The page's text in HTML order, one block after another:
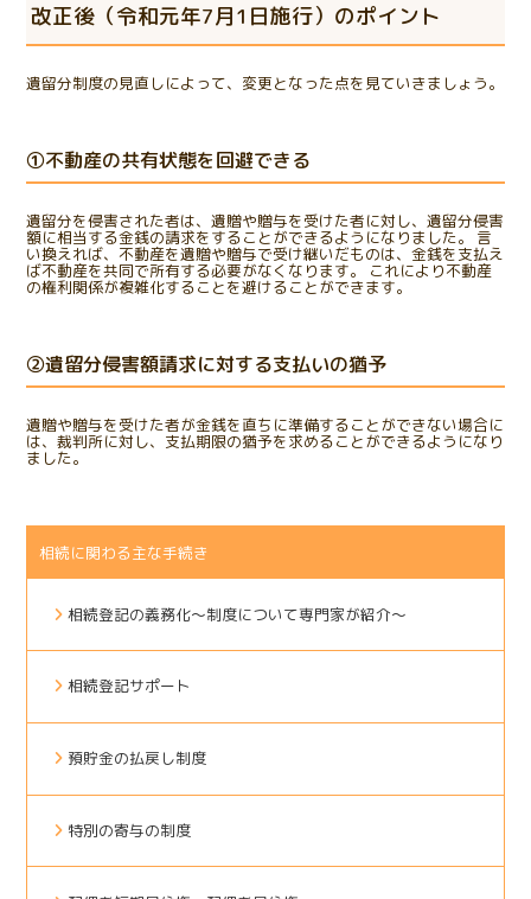
改正後（令和元年7月1日施行）のポイント
遺留分制度の見直しによって、変更となった点を見ていきましょう。
①不動産の共有状態を回避できる
遺留分を侵害された者は、遺贈や贈与を受けた者に対し、遺留分侵害
額に相当する金銭の請求をすることができるようになりました。 言
い換えれば、不動産を遺贈や贈与で受け継いだものは、金銭を支払え
ば不動産を共同で所有する必要がなくなります。 これにより不動産
の権利関係が複雑化することを避けることができます。
②遺留分侵害額請求に対する支払いの猶予
遺贈や贈与を受けた者が金銭を直ちに準備することができない場合に
は、裁判所に対し、支払期限の猶予を求めることができるようになり
ました。
相続に関わる主な手続き
相続登記の義務化～制度について専門家が紹介～
相続登記サポート
預貯金の払戻し制度
特別の寄与の制度